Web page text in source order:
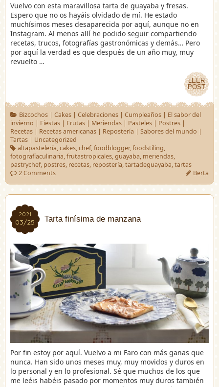
Vuelvo con esta maravillosa tarta de guayaba y fresas.
Espero que no os hayáis olvidado de mí. He estado
muchísimos meses desaparecida por aquí, aunque no en
Instagram. Al menos allí he podido seguir compartiendo
recetas, trucos, fotografías gastronómicas y demás… Pero
por aquí la verdad es que después de un año muy, muy
revuelto …
LEER
POST
LEER
POST
Bizcochos| Cakes| Celebraciones| Cumpleaños| El sabor del
invierno | Fiestas | Frutas | Meriendas | Pasteles | Postres |
Recetas | Recetas americanas | Repostería | Sabores del mundo |
Tartas | Uncategorized
altapastelería,cakes,chef,foodblogger,foodstiling,
fotografíaculinaria,frutastropicales,guayaba, meriendas,
pastrychef, postres, recetas, repostería,tartadeguayaba,tartas
2 Comments
Berta
2021
03/25
2021
03/25 Tarta finísima de manzana
Por fin estoy por aquí. Vuelvo a mi Faro con más ganas que
nunca. Han sido unos meses muy, muy movidos y duros en
lo personal y en lo profesional. Sé que muchos de los que
me leéis habéis pasado por momentos muy duros también